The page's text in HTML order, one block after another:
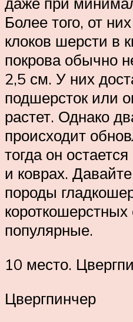
Более того, от
клоков шерсти в
покрова обычно
2,5 см. У них
подшерсток или
растет. Однако
происходит
тогда он
и коврах.
породы
популярные.
10 место.
Цвергпинчер